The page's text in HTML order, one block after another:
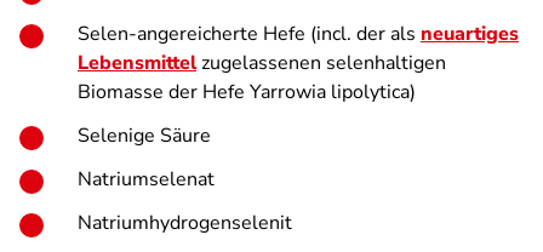
Selen-angereicherte Hefe (incl. der als neuartiges
Lebensmittelzugelassenen selenhaltigen
Biomasse der Hefe Yarrowia lipolytica)
Selenige Säure
Natriumselenat
Natriumhydrogenselenit